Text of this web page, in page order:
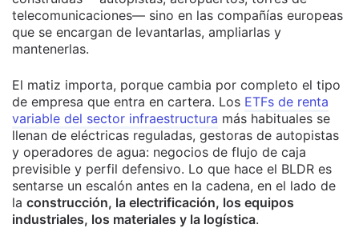
telecomunicaciones— sino en las compañías europeas
que se encargan de levantarlas, ampliarlas y
mantenerlas.
El matiz importa, porque cambia por completo el tipo
de empresa que entra en cartera. Los ETFs de renta
variable del sector infraestructura más habituales se
llenan de eléctricas reguladas, gestoras de autopistas
y operadores de agua: negocios de flujo de caja
previsible y perfil defensivo. Lo que hace el BLDR es
sentarse un escalón antes en la cadena, en el lado de
la construcción, la electrificación, los equipos
industriales, los materiales y la logística.